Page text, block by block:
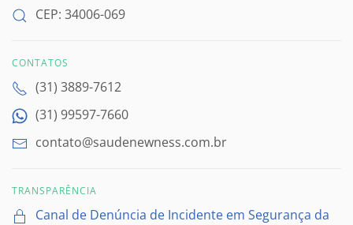
CEP: 34006-069
CONTATOS
(31) 3889-7612
(31) 99597-7660
contato@saudenewness.com.br
TRANSPARÊNCIA
Canal de Denúncia de Incidente em Segurança da